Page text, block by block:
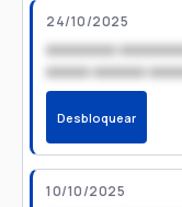
24/10/2025
xxxxxxxx
xxxxx xxxxxx
Desbloquear
10/10/2025